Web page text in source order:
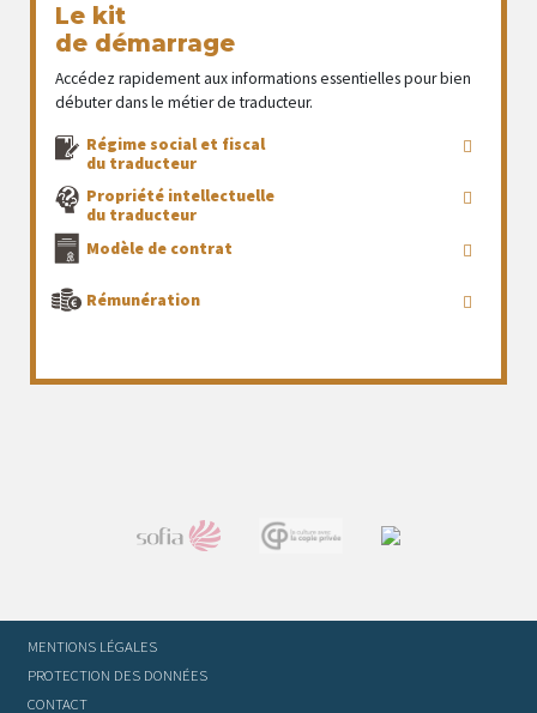
Le kit
de démarrage
Accédez rapidement aux informations essentielles pour bien
débuter dans le métier de traducteur.
Régime social et fiscal
du traducteur
Propriété intellectuelle
du traducteur
Modèle de contrat
Rémunération
MENTIONS LÉGALES
PROTECTION DES DONNÉES
CONTACT